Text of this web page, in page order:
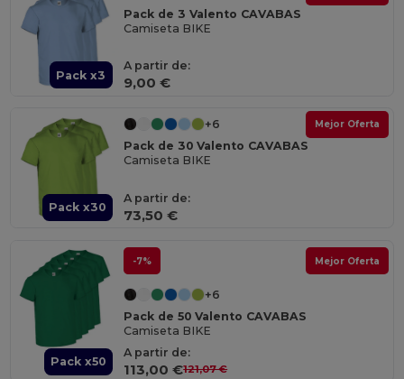
Pack x3
Pack de 3 Valento CAVABAS
Camiseta BIKE
A partir de:
9,00 €
Pack x30
Mejor Oferta
+6
Pack de 30 Valento CAVABAS
Camiseta BIKE
A partir de:
73,50 €
Pack x50
-7% Mejor Oferta
+6
Pack de 50 Valento CAVABAS
Camiseta BIKE
A partir de:
113,00 €121,07 €